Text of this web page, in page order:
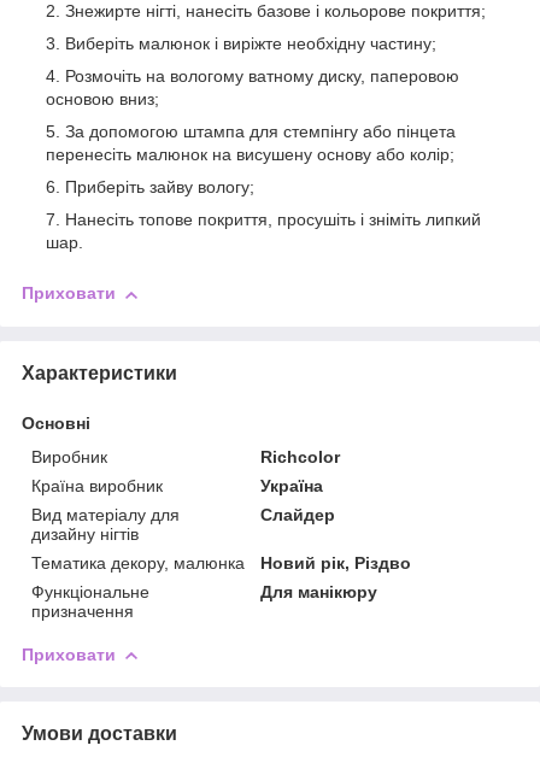
Знежирте нігті, нанесіть базове і кольорове покриття;
Виберіть малюнок і виріжте необхідну частину;
Розмочіть на вологому ватному диску, паперовою
основою вниз;
За допомогою штампа для стемпінгу або пінцета
перенесіть малюнок на висушену основу або колір;
Приберіть зайву вологу;
Нанесіть топове покриття, просушіть і зніміть липкий
шар.
Приховати
Характеристики
Основні
Виробник
Richcolor
Країна виробник
Україна
Вид матеріалу для
дизайну нігтів
Слайдер
Тематика декору, малюнка
Новий рік, Різдво
Функціональне
призначення
Для манікюру
Приховати
Умови доставки